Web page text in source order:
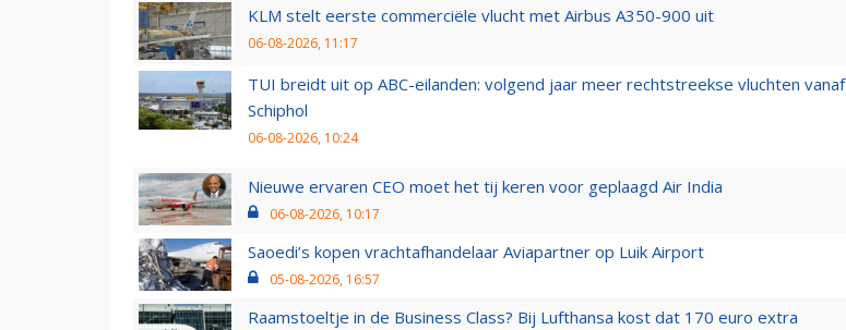
KLM stelt eerste commerciële vlucht met Airbus A350-900 uit
06-08-2026, 11:17
TUI breidt uit op ABC-eilanden: volgend jaar meer rechtstreekse vluchten vanaf
Schiphol
06-08-2026, 10:24
Nieuwe ervaren CEO moet het tij keren voor geplaagd Air India
06-08-2026, 10:17
Saoedi’s kopen vrachtafhandelaar Aviapartner op Luik Airport
05-08-2026, 16:57
Raamstoeltje in de Business Class? Bij Lufthansa kost dat 170 euro extra